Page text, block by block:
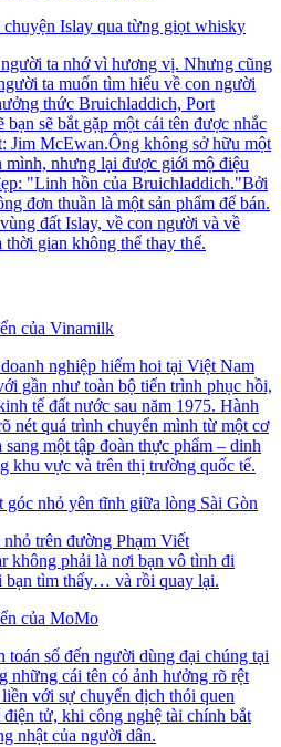
Islay qua từng giọt whisky
ta nhớ vì hương vị. Nhưng cũng
ta muốn tìm hiểu về con người
thức Bruichladdich, Port
sẽ bắt gặp một cái tên được nhắc
Jim McEwan.Ông không sở hữu một
nhưng lại được giới mộ điệu
"Linh hồn của Bruichladdich."Bởi
đơn thuần là một sản phẩm để bán.
đất Islay, về con người và về
gian không thể thay thế.
của Vinamilk
nghiệp hiếm hoi tại Việt Nam
gần như toàn bộ tiến trình phục hồi,
tế đất nước sau năm 1975. Hành
nét quá trình chuyển mình từ một cơ
một tập đoàn thực phẩm – dinh
khu vực và trên thị trường quốc tế.
nhỏ yên tĩnh giữa lòng Sài Gòn
trên đường Phạm Viết
không phải là nơi bạn vô tình đi
bạn tìm thấy… và rồi quay lại.
của MoMo
toán số đến người dùng đại chúng tại
những cái tên có ảnh hưởng rõ rệt
với sự chuyển dịch thói quen
tử, khi công nghệ tài chính bắt
nhật của người dân.